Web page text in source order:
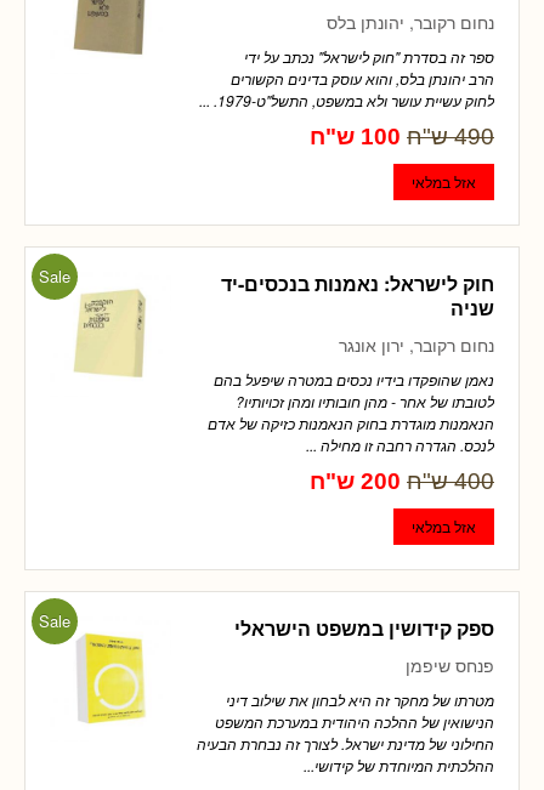
נחום רקובר, יהונתן בלס
ספר זה בסדרת "חוק לישראל" נכתב על ידי
הרב יהונתן בלס, והוא עוסק בדינים הקשורים
לחוק עשיית עושר ולא במשפט, התשל"ט-1979. ...
490 ש"ח 100 ש"ח
Sale
חוק לישראל: נאמנות בנכסים-יד
שניה
נחום רקובר, ירון אונגר
נאמן שהופקדו בידיו נכסים במטרה שיפעל בהם
לטובתו של אחר - מהן חובותיו ומהן זכויותיו?
הנאמנות מוגדרת בחוק הנאמנות כזיקה של אדם
לנכס. הגדרה רחבה זו מחילה ...
400 ש"ח 200 ש"ח
Sale ספק קידושין במשפט הישראלי
פנחס שיפמן
מטרתו של מחקר זה היא לבחון את שילוב דיני
הנישואין של ההלכה היהודית במערכת המשפט
החילוני של מדינת ישראל. לצורך זה נבחרת הבעיה
ההלכתית המיוחדת של קידושי...